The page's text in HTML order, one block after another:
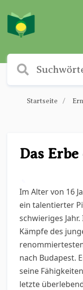
Startseite
Das Erbe
Im Alter von 16
ein talentierter
schwieriges
Kämpfe des
nach Budapest.
seine
letzte